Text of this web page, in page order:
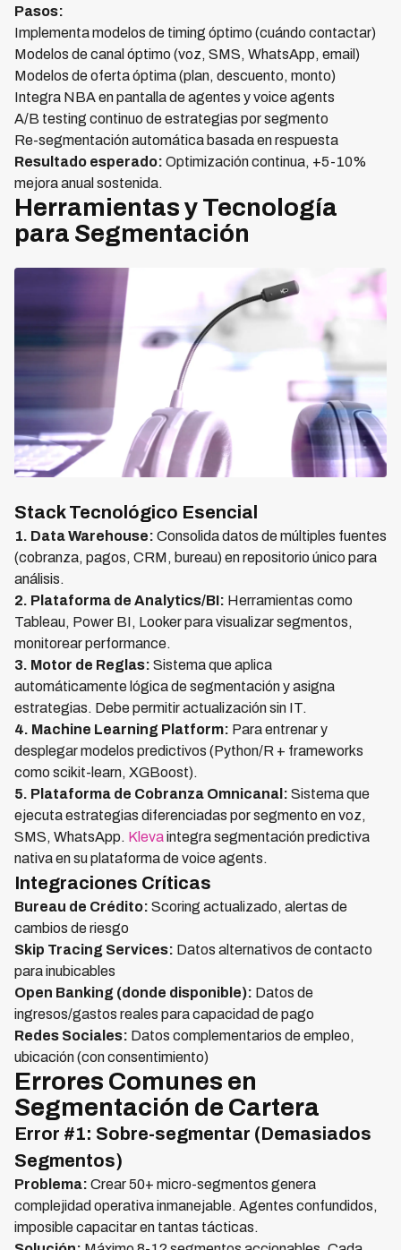
Pasos:
Implementa modelos de timing óptimo (cuándo contactar)
Modelos de canal óptimo (voz, SMS, WhatsApp, email)
Modelos de oferta óptima (plan, descuento, monto)
Integra NBA en pantalla de agentes y voice agents
A/B testing continuo de estrategias por segmento
Re-segmentación automática basada en respuesta
Resultado esperado: Optimización continua, +5-10%
mejora anual sostenida.
Herramientas y Tecnología
para Segmentación
Stack Tecnológico Esencial
1. Data Warehouse: Consolida datos de múltiples fuentes
(cobranza, pagos, CRM, bureau) en repositorio único para
análisis.
2. Plataforma de Analytics/BI: Herramientas como
Tableau, Power BI, Looker para visualizar segmentos,
monitorear performance.
3. Motor de Reglas: Sistema que aplica
automáticamente lógica de segmentación y asigna
estrategias. Debe permitir actualización sin IT.
4. Machine Learning Platform: Para entrenar y
desplegar modelos predictivos (Python/R + frameworks
como scikit-learn, XGBoost).
5. Plataforma de Cobranza Omnicanal: Sistema que
ejecuta estrategias diferenciadas por segmento en voz,
SMS, WhatsApp. Klevaintegra segmentación predictiva
nativa en su plataforma de voice agents.
Integraciones Críticas
Bureau de Crédito: Scoring actualizado, alertas de
cambios de riesgo
Skip Tracing Services: Datos alternativos de contacto
para inubicables
Open Banking (donde disponible): Datos de
ingresos/gastos reales para capacidad de pago
Redes Sociales: Datos complementarios de empleo,
ubicación (con consentimiento)
Errores Comunes en
Segmentación de Cartera
Error #1: Sobre-segmentar (Demasiados
Segmentos)
Problema: Crear 50+ micro-segmentos genera
complejidad operativa inmanejable. Agentes confundidos,
imposible capacitar en tantas tácticas.